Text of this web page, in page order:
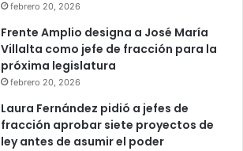
febrero 20, 2026
Frente Amplio designa a José María
Villalta como jefe de fracción para la
próxima legislatura
febrero 20, 2026
Laura Fernández pidió a jefes de
fracción aprobar siete proyectos de
ley antes de asumir el poder